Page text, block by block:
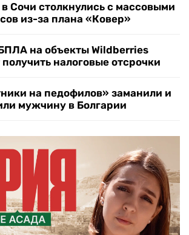
Сочи столкнулись с массовыми
из-за плана «Ковер»
на объекты Wildberries
налоговые отсрочки
на педофилов» заманили и
мужчину в Болгарии